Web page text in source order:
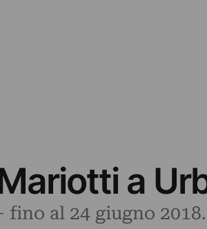
a
fino al 24 giugno